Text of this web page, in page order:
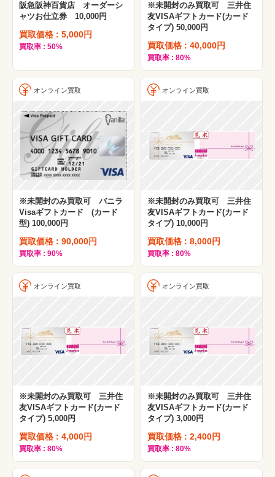
阪急阪神百貨店 オーダーシ
ャツお仕立券 10,000円
買取価格 : 5,000円
買取率 : 50%
※未開封のみ買取可 三井住
友VISAギフトカード(カード
タイプ) 50,000円
買取価格 : 40,000円
買取率 : 80%
オンライン買取
※未開封のみ買取可 バニラ
Visaギフトカード (カード
型) 100,000円
買取価格 : 90,000円
買取率 : 90%
オンライン買取
※未開封のみ買取可 三井住
友VISAギフトカード(カード
タイプ) 10,000円
買取価格 : 8,000円
買取率 : 80%
オンライン買取
※未開封のみ買取可 三井住
友VISAギフトカード(カード
タイプ) 5,000円
買取価格 : 4,000円
買取率 : 80%
オンライン買取
※未開封のみ買取可 三井住
友VISAギフトカード(カード
タイプ) 3,000円
買取価格 : 2,400円
買取率 : 80%